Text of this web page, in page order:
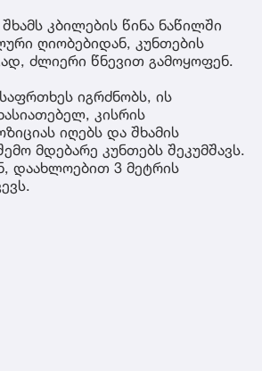
კბილების წინა ნაწილში
ღიობებიდან, კუნთების
ძლიერი წნევით გამოყოფენ.
იგრძნობს, ის
კისრის
იღებს და შხამის
მდებარე კუნთებს შეკუმშავს.
დაახლოებით 3 მეტრის